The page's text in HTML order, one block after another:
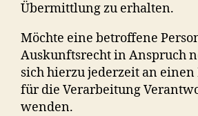
Übermittlung zu erhalten.
Möchte eine betroffene
Auskunftsrecht in Anspruch
sich hierzu jederzeit an
für die Verarbeitung
wenden.